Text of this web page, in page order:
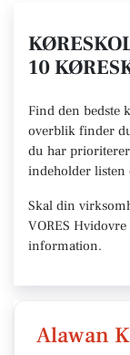
10
Find den bedste
overblik finder
du har
indeholder listen
Skal din
VORES Hvidovre
information.
Alawan